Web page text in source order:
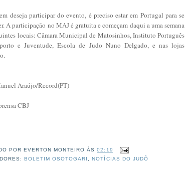
deseja participar do evento, é preciso estar em Portugal para se
A participação no MAJ é gratuita e começam daqui a uma semana
locais: Câmara Municipal de Matosinhos, Instituto Português
e Juventude, Escola de Judo Nuno Delgado, e nas lojas
Araújo/Record(PT)
CBJ
POR EVERTON MONTEIRO ÀS02:19
BOLETIM OSOTOGARI ,NOTÍCIAS DO JUDÔ